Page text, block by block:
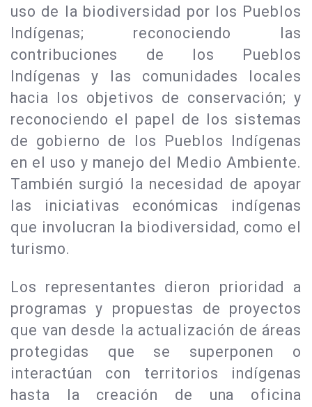
uso de la biodiversidad por los Pueblos
Indígenas; reconociendo las
contribuciones de los Pueblos
Indígenas y las comunidades locales
hacia los objetivos de conservación; y
reconociendo el papel de los sistemas
de gobierno de los Pueblos Indígenas
en el uso y manejo del Medio Ambiente.
También surgió la necesidad de apoyar
las iniciativas económicas indígenas
que involucran la biodiversidad, como el
turismo.
Los representantes dieron prioridad a
programas y propuestas de proyectos
que van desde la actualización de áreas
protegidas que se superponen o
interactúan con territorios indígenas
hasta la creación de una oficina